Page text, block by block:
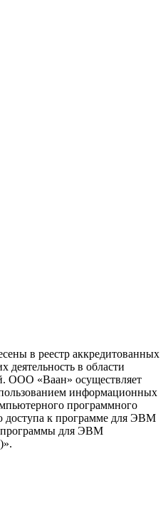
в реестр аккредитованных
деятельность в области
ООО «Ваан» осуществляет
информационных
программного
доступа к программе для ЭВМ
программы для ЭВМ